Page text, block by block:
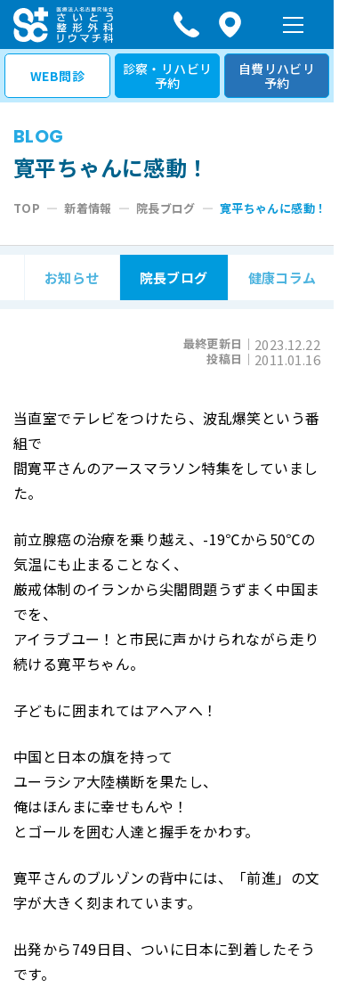
コ
ン
テ
WEB問診
診察・リハビリ
予約
自費リハビリ
予約
BLOG
寛平ちゃんに感動！
TOP —新着情報 — 院長ブログ — 寛平ちゃんに感動！
お知らせ 院長ブログ 健康コラム
投稿日｜ 2011.01.16
最終更新日｜ 2023.12.22
当直室でテレビをつけたら、波乱爆笑という番
組で
間寛平さんのアースマラソン特集をしていまし
た。
前立腺癌の治療を乗り越え、-19℃から50℃の
気温にも止まることなく、
厳戒体制のイランから尖閣問題うずまく中国ま
でを、
アイラブユー！と市民に声かけられながら走り
続ける寛平ちゃん。
子どもに囲まれてはアヘアへ！
中国と日本の旗を持って
ユーラシア大陸横断を果たし、
俺はほんまに幸せもんや！
とゴールを囲む人達と握手をかわす。
寛平さんのブルゾンの背中には、「前進」の文
字が大きく刻まれています。
出発から749日目、ついに日本に到着したそう
です。